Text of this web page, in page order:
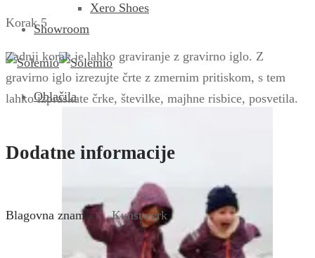
Xero Shoes
Showroom
Oblačila
Korak 5
Zadnji korak je lahko graviranje z gravirno iglo. Z
gravirno iglo izrezujte črte z zmernim pritiskom, s tem
lahko izpraskate črke, številke, majhne risbice, posvetila.
Dodatne informacije
Blagovna znamka Kunstwerk